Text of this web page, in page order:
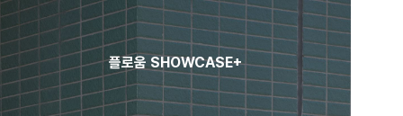
플로움 SHOWCASE+